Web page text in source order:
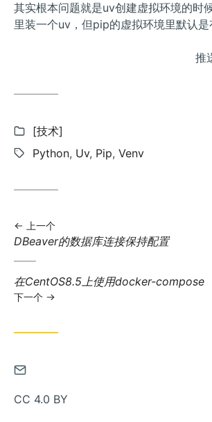
其实根本问题就是uv创建虚拟环境的时
里装一个uv，但pip的虚拟环境里默认是
推
分
类:
[技术]
标
Python, Uv, Pip, Venv
上一个
上
文
章:
DBeaver的数据库连接保持配置
下
一
在CentOS8.5上使用docker-compose
下一个
通
邮
CC 4.0 BY